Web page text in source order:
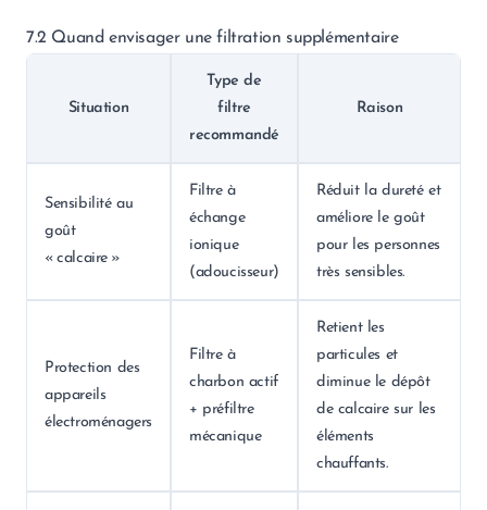
7.2 Quand envisager une filtration supplémentaire
Situation
Type de
filtre
recommandé
Raison
Sensibilité au
goût
« calcaire »
Filtre à
échange
ionique
(adoucisseur)
Réduit la dureté et
améliore le goût
pour les personnes
très sensibles.
Protection des
appareils
électroménagers
Filtre à
charbon actif
+ préfiltre
mécanique
Retient les
particules et
diminue le dépôt
de calcaire sur les
éléments
chauffants.